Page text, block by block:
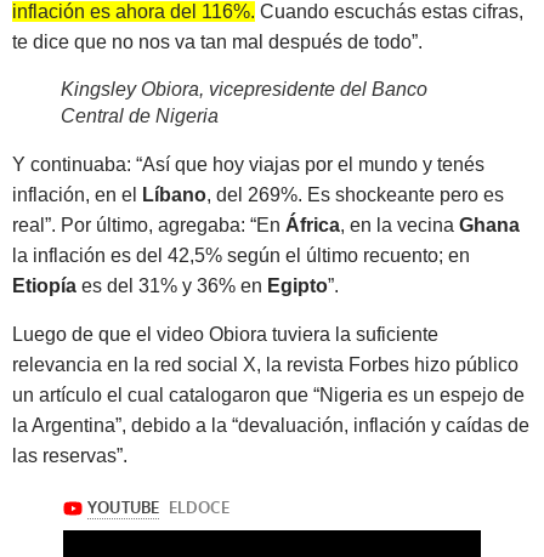
inflación es ahora del 116%. Cuando escuchás estas cifras,
te dice que no nos va tan mal después de todo”.
Kingsley Obiora, vicepresidente del Banco
Central de Nigeria
Y continuaba: “Así que hoy viajas por el mundo y tenés
inflación, en el
Líbano, del 269%. Es shockeante pero es
real”. Por último, agregaba: “En África, en la vecina Ghana
la inflación es del 42,5% según el último recuento; en
Etiopía es del 31% y 36% en Egipto”.
Luego de que el video Obiora tuviera la suficiente
relevancia en la red social X, la revista Forbes hizo público
un artículo el cual catalogaron que “Nigeria es un espejo de
la Argentina”, debido a la “devaluación, inflación y caídas de
las reservas”.